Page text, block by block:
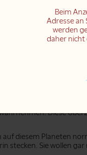
Kirche, um uns Angst
in die Hölle
ist und wo der
Zitat ein von einem
Sinn. Es heißt: "Das
Die Menschen
sie auch gar nicht,
haben, dieses
Sorge und
Unruhe, die die
Diese
diesem Planeten
stecken. Sie wollen gar
Beim
Adresse an
werden
daher nicht